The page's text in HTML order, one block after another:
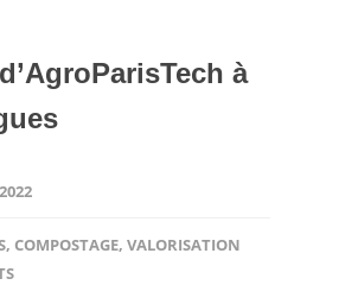
à
, COMPOSTAGE, VALORISATION